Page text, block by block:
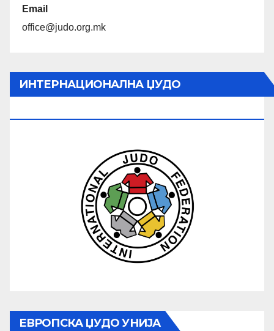
Email
office@judo.org.mk
ИНТЕРНАЦИОНАЛНА ЏУДО
ЕВРОПСКА ЏУДО УНИЈА